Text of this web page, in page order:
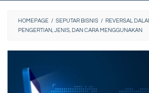
HOMEPAGE / SEPUTAR BISNIS / REVERSAL
PENGERTIAN, JENIS, DAN CARA MENGGUNAKAN